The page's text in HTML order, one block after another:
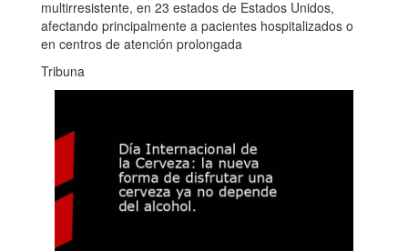
multirresistente, en 23 estados de Estados Unidos,
afectando principalmente a pacientes hospitalizados o
en centros de atención prolongada
Tribuna